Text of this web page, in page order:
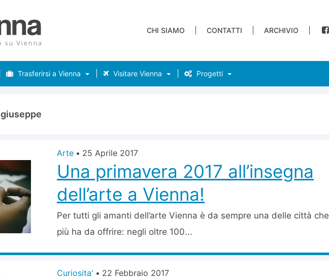
CHI SIAMO CONTATTI ARCHIVIO
Trasferirsi a Vienna Visitare Vienna Progetti
giuseppe
Arte • 25 Aprile 2017
Una primavera 2017 all’insegna
dell’arte a Vienna!
Per tutti gli amanti dell’arte Vienna è da sempre una delle città che
più ha da offrire: negli oltre 100...
Curiosita' • 22 Febbraio 2017